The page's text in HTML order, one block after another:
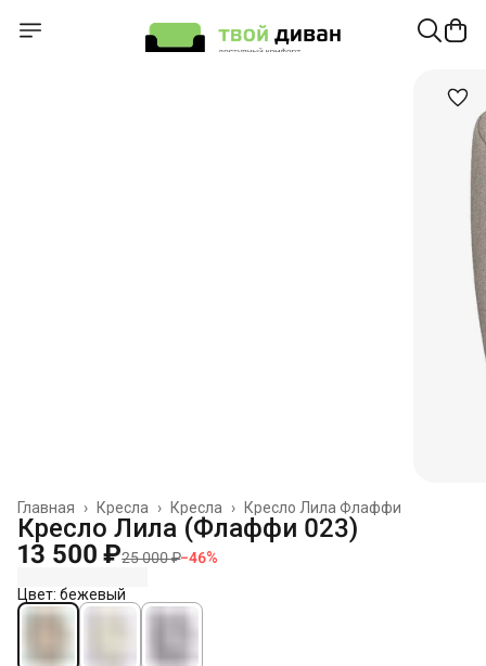
Кресло Лила Флаффи
Кресла ›
Кресла ›
Главная ›
Кресло Лила (Флаффи 023)
13 500 ₽25 000 ₽−46%
Цвет: бежевый